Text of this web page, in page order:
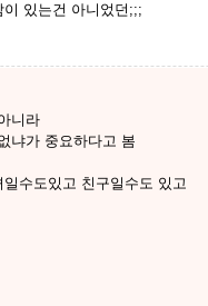
있는건 아니었던;;;
니라
냐가 중요하다고 봄
수도있고 친구일수도 있고